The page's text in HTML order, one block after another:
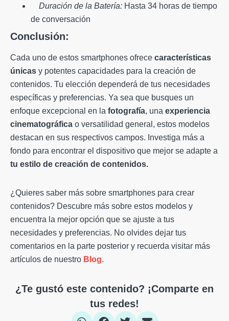
Duración de la Batería: Hasta 34 horas de tiempo
de conversación
Conclusión:
Cada uno de estos smartphones ofrece características
únicas y potentes capacidades para la creación de
contenidos. Tu elección dependerá de tus necesidades
específicas y preferencias. Ya sea que busques un
enfoque excepcional en la fotografía, una experiencia
cinematográfica o versatilidad general, estos modelos
destacan en sus respectivos campos. Investiga más a
fondo para encontrar el dispositivo que mejor se adapte a
tu estilo de creación de contenidos.
¿Quieres saber más sobre smartphones para crear
contenidos? Descubre más sobre estos modelos y
encuentra la mejor opción que se ajuste a tus
necesidades y preferencias. No olvides dejar tus
comentarios en la parte posterior y recuerda visitar más
artículos de nuestro Blog.
¿Te gustó este contenido? ¡Comparte en
tus redes!